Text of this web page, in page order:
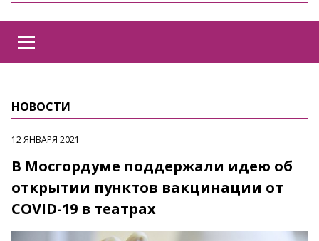
НОВОСТИ
12 ЯНВАРЯ 2021
В Мосгордуме поддержали идею об
открытии пунктов вакцинации от
COVID-19 в театрах